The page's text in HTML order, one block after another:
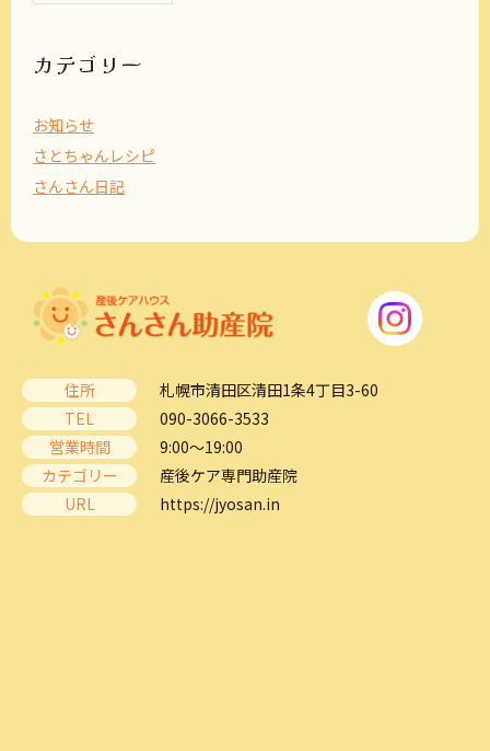
ブ
カテゴリー
お知らせ
さとちゃんレシピ
さんさん日記
住所
札幌市清田区清田1条4丁目3-60
TEL
090-3066-3533
営業時間
9:00～19:00
カテゴリー
産後ケア専門助産院
URL
https://jyosan.in